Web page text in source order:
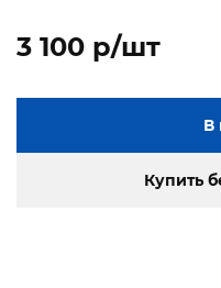
3 100 p/шт
В
Купить